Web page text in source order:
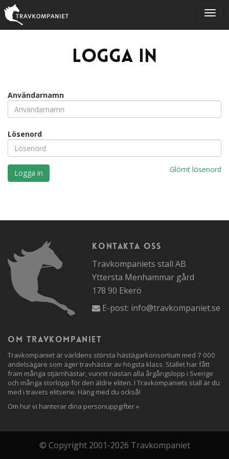
Logga in
Användarnamn
Lösenord
Glömt lösenord
Kontakta oss
Travkompaniets stall AB
Yttersta Menhammar gård
178 90 Ekerö
E-post: info@travkompaniet.se
Om travkompaniet
Travkompaniet är världens största hästägarkonsortium med 7 000
andelsägare som äger travhästar av högsta klass. Stallet har fått
fram många stjärnhästar, vunnit nästan alla årgångslopp i Sverige
och många storlopp för den äldre eliten. I Travkompaniets stall är du
med i travets elitserie. Häng med du också!
Om hur vi hanterar dina personuppgifter »
© Copyright 2001-2026 Travkompaniet